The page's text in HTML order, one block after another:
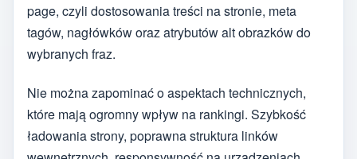
page, czyli dostosowania treści na stronie, meta
tagów, nagłówków oraz atrybutów alt obrazków do
wybranych fraz.
Nie można zapominać o aspektach technicznych,
które mają ogromny wpływ na rankingi. Szybkość
ładowania strony, poprawna struktura linków